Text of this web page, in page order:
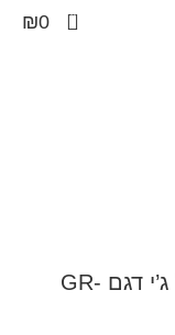
0
₪0
מקרר 4 דלתות 860 ליטר LG אל ג’י דגם GR-